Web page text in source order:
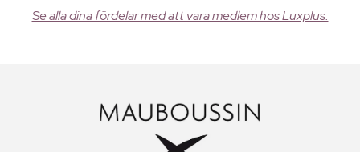
Se alla dina fördelar med att vara medlem hos Luxplus.